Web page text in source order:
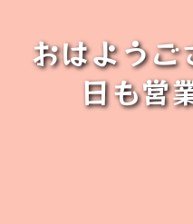
おはよう
日も営